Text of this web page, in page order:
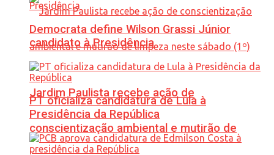
Jardim Paulista recebe ação de
conscientização ambiental e mutirão de
Democrata define Wilson Grassi Júnior
candidato à Presidência
PT oficializa candidatura de Lula à
Presidência da República